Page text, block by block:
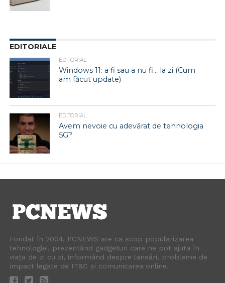
EDITORIALE
EDITORIAL
Windows 11: a fi sau a nu fi… la zi (Cum
am făcut update)
EDITORIAL
Avem nevoie cu adevărat de tehnologia
5G?
Fondat în 2004, PCNEWS are ca scop popularizarea
tehnologiei, prezentând gadgeturi care ne pot ajuta în
viața de zi cu zi, informând despre lansări, probleme de
impact legate de IT&C și comunicarea online.